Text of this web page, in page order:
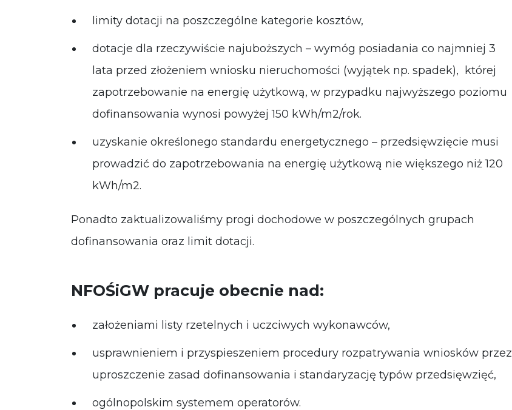
limity dotacji na poszczególne kategorie kosztów,
dotacje dla rzeczywiście najuboższych – wymóg posiadania co najmniej 3
lata przed złożeniem wniosku nieruchomości (wyjątek np. spadek), której
zapotrzebowanie na energię użytkową, w przypadku najwyższego poziomu
dofinansowania wynosi powyżej 150 kWh/m2/rok.
uzyskanie określonego standardu energetycznego – przedsięwzięcie musi
prowadzić do zapotrzebowania na energię użytkową nie większego niż 120
kWh/m2.
Ponadto zaktualizowaliśmy progi dochodowe w poszczególnych grupach
dofinansowania oraz limit dotacji.
NFOŚiGW pracuje obecnie nad:
założeniami listy rzetelnych i uczciwych wykonawców,
usprawnieniem i przyspieszeniem procedury rozpatrywania wniosków przez
uproszczenie zasad dofinansowania i standaryzację typów przedsięwzięć,
ogólnopolskim systemem operatorów.